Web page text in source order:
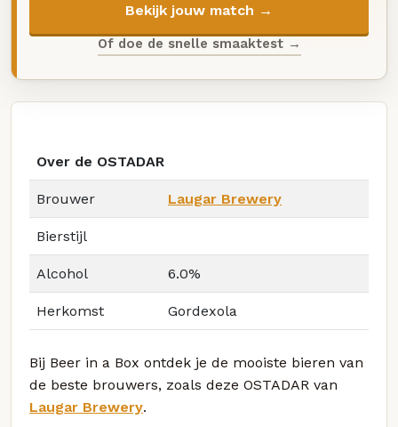
Bekijk jouw match →
Of doe de snelle smaaktest →
Over de OSTADAR
Brouwer Laugar Brewery
Bierstijl
Alcohol 6.0%
Herkomst Gordexola
Bij Beer in a Box ontdek je de mooiste bieren van
de beste brouwers, zoals deze OSTADAR van
Laugar Brewery.